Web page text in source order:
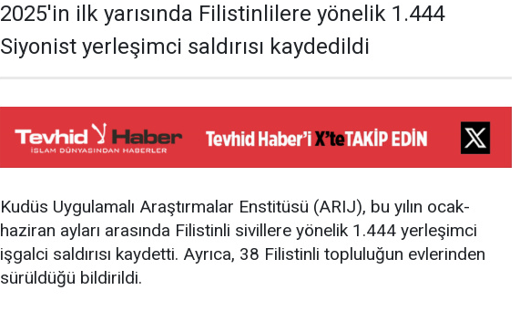
2025'in ilk yarısında Filistinlilere yönelik 1.444
Siyonist yerleşimci saldırısı kaydedildi
Kudüs Uygulamalı Araştırmalar Enstitüsü (ARIJ), bu yılın ocak-
haziran ayları arasında Filistinli sivillere yönelik 1.444 yerleşimci
işgalci saldırısı kaydetti. Ayrıca, 38 Filistinli topluluğun evlerinden
sürüldüğü bildirildi.